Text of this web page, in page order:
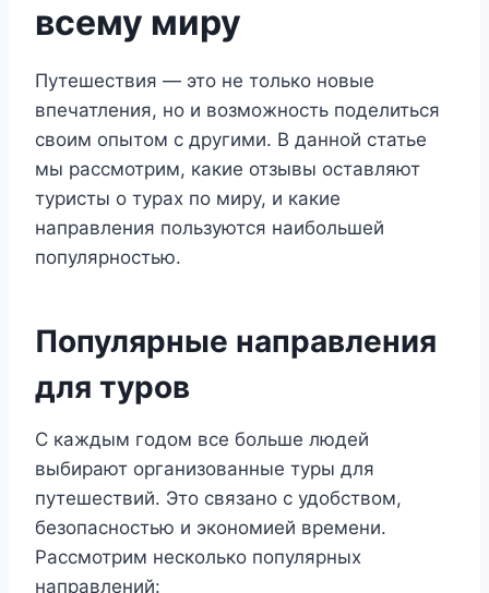
всему миру
Путешествия — это не только новые
впечатления, но и возможность поделиться
своим опытом с другими. В данной статье
мы рассмотрим, какие отзывы оставляют
туристы о турах по миру, и какие
направления пользуются наибольшей
популярностью.
Популярные направления
для туров
С каждым годом все больше людей
выбирают организованные туры для
путешествий. Это связано с удобством,
безопасностью и экономией времени.
Рассмотрим несколько популярных
направлений: